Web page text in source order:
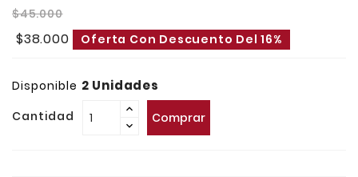
$45.000
$38.000 Oferta Con Descuento Del 16%
Disponible 2 Unidades
Cantidad Comprar